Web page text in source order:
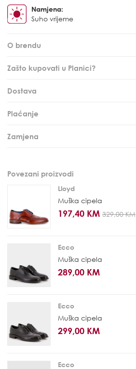
Namjena:
Suho vrijeme
O brendu
Zašto kupovati u Planici?
Dostava
Plaćanje
Zamjena
Povezani proizvodi
Lloyd
Muška cipela
197,40 KM 329,00 KM
Ecco
Muška cipela
289,00 KM
Ecco
Muška cipela
299,00 KM
Ecco